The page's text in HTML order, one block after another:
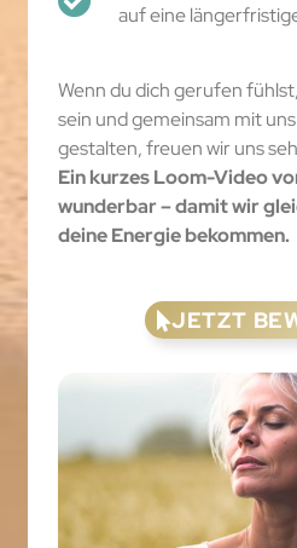
auf eine
Wenn du dich gerufen
sein und gemeinsam mit
gestalten, freuen wir uns
Ein kurzes Loom-Video
wunderbar – damit wir
deine Energie bekommen.
JETZT